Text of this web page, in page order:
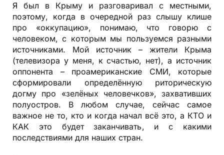
Я был в Крыму и разговаривал с местными,
поэтому, когда в очередной раз слышу клише
про «оккупацию», понимаю, что говорю с
человеком, с которым мы пользуемся разными
источниками. Мой источник – жители Крыма
(телевизора у меня, к счастью, нет), а источник
оппонента – проамериканские СМИ, которые
сформировали определённую риторическую
догму про «зелёных человечков», захвативших
полуостров. В любом случае, сейчас самое
важное не то, кто и когда начал всё это, а КТО и
КАК это будет заканчивать, и с какими
последствиями для наших стран.